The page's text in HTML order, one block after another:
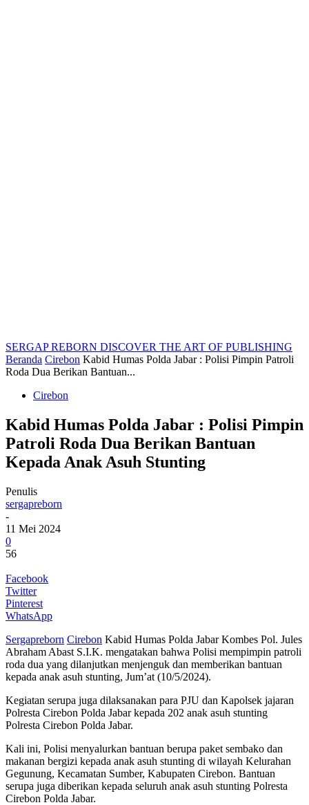
SERGAP REBORN DISCOVER THE ART OF PUBLISHING
Beranda Cirebon Kabid Humas Polda Jabar : Polisi Pimpin Patroli
Roda Dua Berikan Bantuan...
Cirebon
Kabid Humas Polda Jabar : Polisi Pimpin
Patroli Roda Dua Berikan Bantuan
Kepada Anak Asuh Stunting
Penulis
sergapreborn
-
11 Mei 2024
0
56
Facebook
Twitter
Pinterest
WhatsApp
Sergapreborn Cirebon Kabid Humas Polda Jabar Kombes Pol. Jules
Abraham Abast S.I.K. mengatakan bahwa Polisi mempimpin patroli
roda dua yang dilanjutkan menjenguk dan memberikan bantuan
kepada anak asuh stunting, Jum’at (10/5/2024).
Kegiatan serupa juga dilaksanakan para PJU dan Kapolsek jajaran
Polresta Cirebon Polda Jabar kepada 202 anak asuh stunting
Polresta Cirebon Polda Jabar.
Kali ini, Polisi menyalurkan bantuan berupa paket sembako dan
makanan bergizi kepada anak asuh stunting di wilayah Kelurahan
Gegunung, Kecamatan Sumber, Kabupaten Cirebon. Bantuan
serupa juga diberikan kepada seluruh anak asuh stunting Polresta
Cirebon Polda Jabar.